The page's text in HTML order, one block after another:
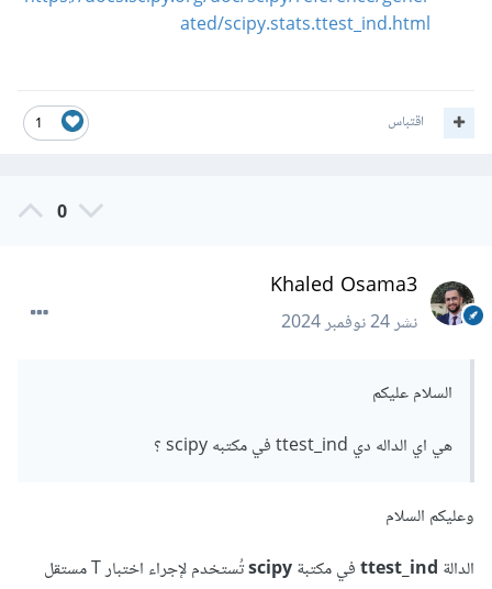
ated/scipy.stats.ttest_ind.html
1 اقتباس
0
Khaled Osama3
نشر24 نوفمبر 2024
السلام عليكم
هي اي الداله دي ttest_ind في مكتبه scipy ؟
وعليكم السلام
الدالة ttest_ind في مكتبةscipy تُستخدم لإجراء اختبار T مستقل